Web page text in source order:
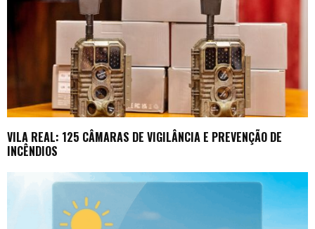
VILA REAL: 125 CÂMARAS DE VIGILÂNCIA E PREVENÇÃO DE
INCÊNDIOS